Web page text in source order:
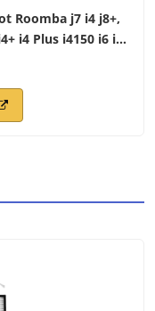
Roomba j7 i4 j8+,
i4 Plus i4150 i6 i6+
e5152 e6198,
ABL-D2